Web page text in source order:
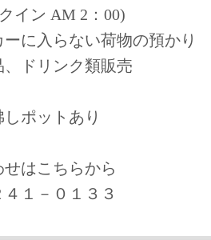
イン AM 2：00)
ーに入らない荷物の預かり
、ドリンク類販売
ポットあり
はこちらから
１－０１３３